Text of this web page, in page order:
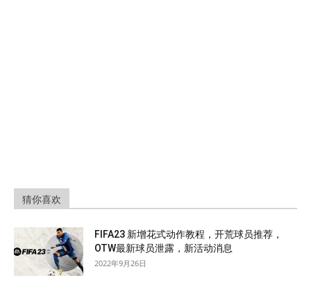
猜你喜欢
FIFA23 新增花式动作教程，开荒球员推荐，
OTW最新球员泄露，新活动消息
2022年9月26日